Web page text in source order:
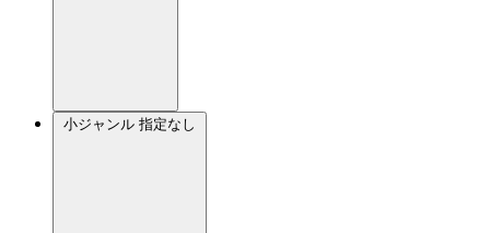
小ジャンル 指定なし